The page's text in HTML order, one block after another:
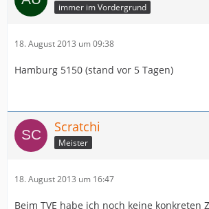
immer im Vordergrund
18. August 2013 um 09:38
Hamburg 5150 (stand vor 5 Tagen)
Scratchi
Meister
18. August 2013 um 16:47
Beim TVE habe ich noch keine konkreten